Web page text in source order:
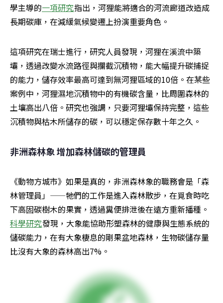
學主導的一項研究指出，河狸能將適合的河流廊道改造成
長期碳庫，在減緩氣候變遷上扮演重要角色。
這項研究在瑞士進行，研究人員發現，河狸在溪流中築
壩，透過改變水流路徑與攔截沉積物，能大幅提升碳捕捉
的能力，儲存效率最高可達到無河狸區域的10倍。在某些
案例中，河狸濕地沉積物中的有機碳含量，比周圍森林的
土壤高出八倍。研究也強調，只要河狸壩保持完整，這些
沉積物與枯木所儲存的碳，可以穩定保存數十年之久。
非洲森林象 增加森林儲碳的管理員
《動物方城市》如果是真的，非洲森林象的職務會是「森
林管理員」——牠們的工作是進入森林散步，在覓食時吃
下高固碳樹木的果實，透過糞便排泄後在遠方重新播種。
科學研究發現，大象能協助形塑森林的健康與生態系統的
儲碳能力，在有大象棲息的剛果盆地森林，生物碳儲存量
比沒有大象的森林高出7%。